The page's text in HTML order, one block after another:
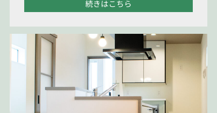
続きはこちら